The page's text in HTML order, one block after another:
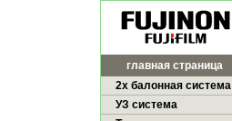
главная страница
2х балонная система
УЗ система